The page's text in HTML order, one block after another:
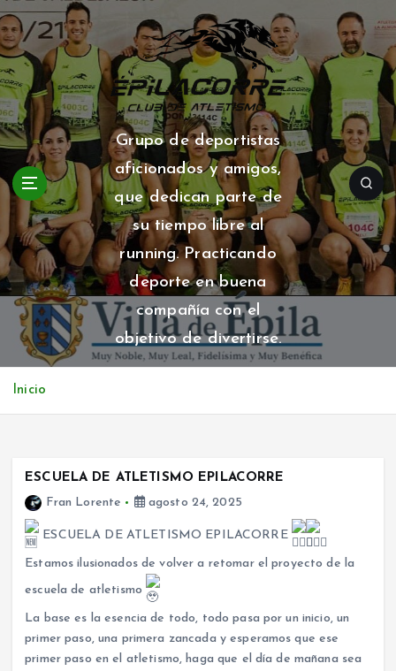
S
a
l
t
a
r
a
l
e
n
i
Grupo de deportistas
aficionados y amigos,
que dedican parte de
su tiempo libre al
running. Practicando
deporte en buena
compañía con el
objetivo de divertirse.
Inicio
ESCUELA DE ATLETISMO EPILACORRE
Fran Lorente
agosto 24, 2025
ESCUELA DE ATLETISMO EPILACORRE
Estamos ilusionados de volver a retomar el proyecto de la
escuela de atletismo
La base es la esencia de todo, todo pasa por un inicio, un
primer paso, una primera zancada y esperamos que ese
primer paso en el atletismo, haga que el día de mañana sea